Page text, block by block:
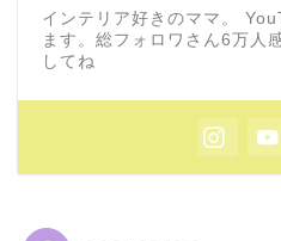
インテリア好きのママ。
ます。総フォロワさん6万人
してね